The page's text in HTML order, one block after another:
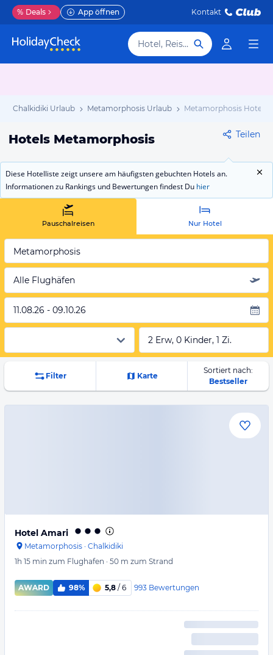
% Deals App öffnen Kontakt
Hotel, Reiseziel
Chalkidiki Urlaub Metamorphosis Urlaub Metamorphosis Hotels
Hotels Metamorphosis Teilen
Diese Hotelliste zeigt unsere am häufigsten gebuchten Hotels an.
Informationen zu Rankings und Bewertungen findest Du hier
Pauschalreisen Nur Hotel
Metamorphosis
Alle Flughäfen
11.08.26 - 09.10.26
2 Erw, 0 Kinder, 1 Zi.
Filter Karte
Sortiert nach:
Bestseller
Hotel Amari
Metamorphosis · Chalkidiki
1h 15 min zum Flughafen · 50 m zum Strand
AWARD 98% 5,8 / 6 993 Bewertungen